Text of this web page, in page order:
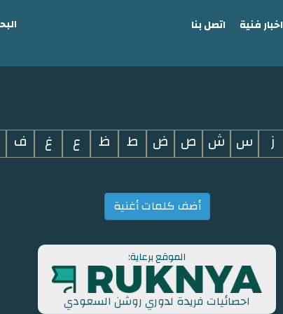
اخبار فنية اتصل بنا
ز س ش ص ض ط ظ ع غ ف
أضف كلمات أغنية
الموقع برعاية:
احصائيات فريدة لدوري روشن السعودي